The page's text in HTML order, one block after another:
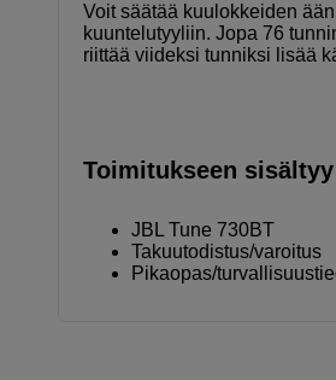
Voit säätää kuulokkeiden
kuuntelutyyliin. Jopa 76
riittää viideksi tunniksi lisää
Toimitukseen sisältyy
JBL Tune 730BT
Takuutodistus/varoitus
Pikaopas/